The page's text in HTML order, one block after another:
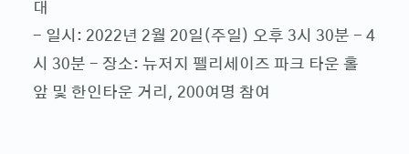
대
- 일시: 2022년 2월 20일(주일) 오후 3시 30분 - 4
시 30분 - 장소: 뉴저지 펠리세이즈 파크 타운 홀
앞 및 한인타운 거리, 200여명 참여